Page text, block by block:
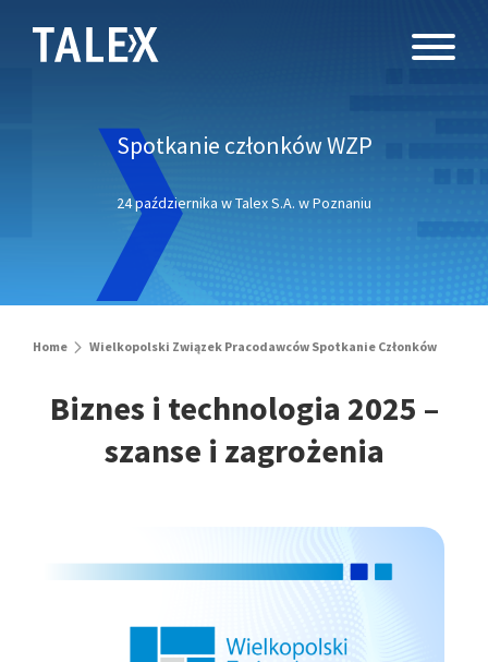
Spotkanie członków WZP
24 października w Talex S.A. w Poznaniu
Home Wielkopolski Związek Pracodawców Spotkanie Członków
Biznes i technologia 2025 –
szanse i zagrożenia